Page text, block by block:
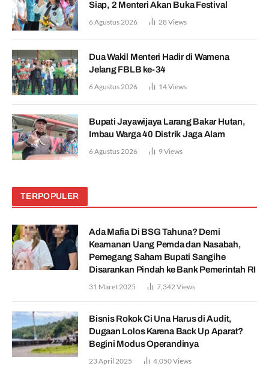
Siap, 2 Menteri Akan Buka Festival
6 Agustus 2026 28Views
Dua Wakil Menteri Hadir di Wamena
Jelang FBLB ke-34
6 Agustus 2026 14Views
Bupati Jayawijaya Larang Bakar Hutan,
Imbau Warga 40 Distrik Jaga Alam
6 Agustus 2026 9Views
TERPOPULER
Ada Mafia Di BSG Tahuna? Demi
Keamanan Uang Pemda dan Nasabah,
Pemegang Saham Bupati Sangihe
Disarankan Pindah ke Bank Pemerintah RI
31 Maret 2025 7,342 Views
Bisnis Rokok Ci Una Harus di Audit,
Dugaan Lolos Karena Back Up Aparat?
Begini Modus Operandinya
23 April 2025 4,050Views